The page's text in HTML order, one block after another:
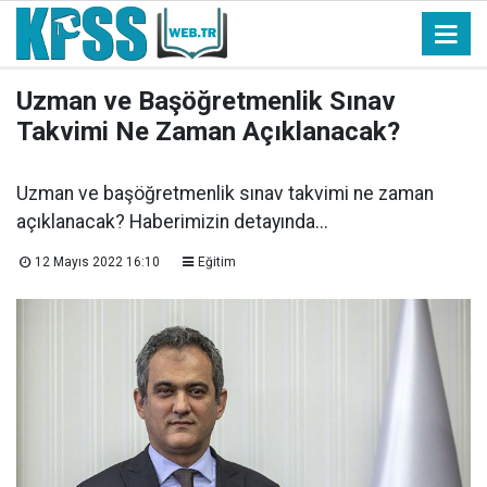
Uzman ve Başöğretmenlik Sınav
Takvimi Ne Zaman Açıklanacak?
Uzman ve başöğretmenlik sınav takvimi ne zaman
açıklanacak? Haberimizin detayında...
12 Mayıs 2022 16:10 Eğitim